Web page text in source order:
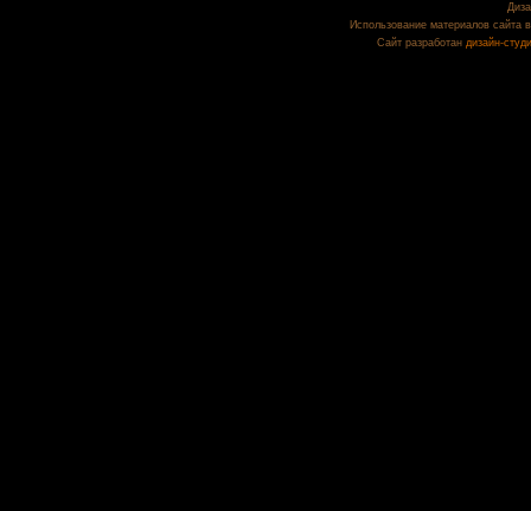
Использование материалов сайта
Сайт разработан дизайн-